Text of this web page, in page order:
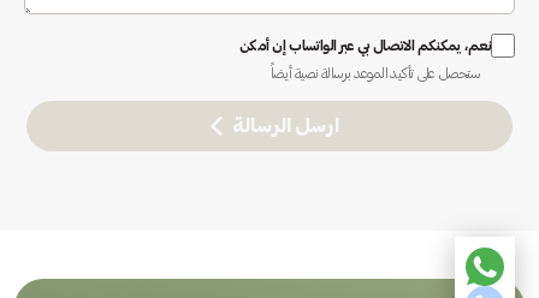
نعم، يمكنكم الاتصال بي عبر الواتساب إن أمكن
ستحصل على تأكيد الموعد برسالة نصية أيضاً
ارسل الرسالة